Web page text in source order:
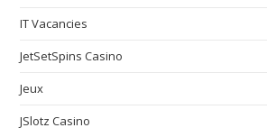
IT Vacancies
JetSetSpins Casino
Jeux
JSlotz Casino